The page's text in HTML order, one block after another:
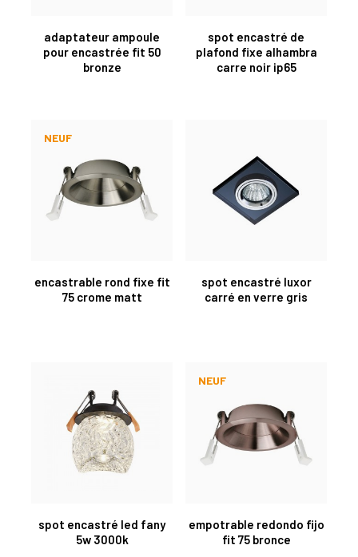
adaptateur ampoule
pour encastrée fit 50
bronze
spot encastré de
plafond fixe alhambra
carre noir ip65
encastrable rond fixe fit
75 crome matt
NEUF
spot encastré luxor
carré en verre gris
spot encastré led fany
5w 3000k
empotrable redondo fijo
fit 75 bronce
NEUF